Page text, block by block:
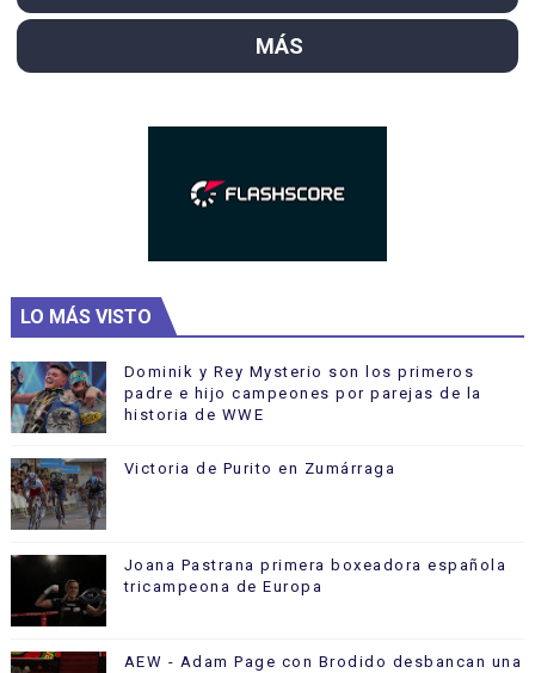
MÁS
LO MÁS VISTO
Dominik y Rey Mysterio son los primeros
padre e hijo campeones por parejas de la
historia de WWE
Victoria de Purito en Zumárraga
Joana Pastrana primera boxeadora española
tricampeona de Europa
AEW - Adam Page con Brodido desbancan una